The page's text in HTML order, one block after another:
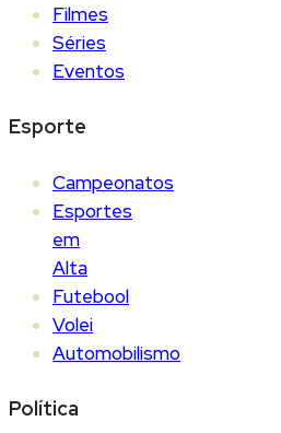
Filmes
Séries
Eventos
Esporte
Campeonatos
Esportes
em
Alta
Futebool
Volei
Automobilismo
Política